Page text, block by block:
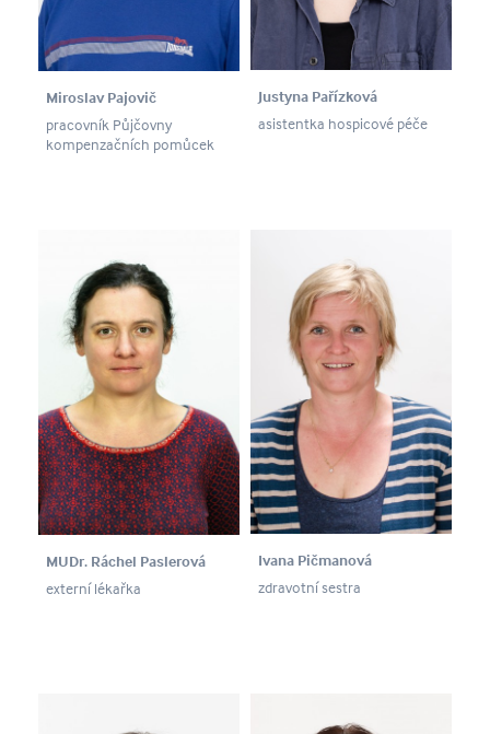
Miroslav Pajovič
pracovník Půjčovny
kompenzačních pomůcek
Justyna Pařízková
asistentka hospicové péče
MUDr. Ráchel Paslerová
externí lékařka
Ivana Pičmanová
zdravotní sestra